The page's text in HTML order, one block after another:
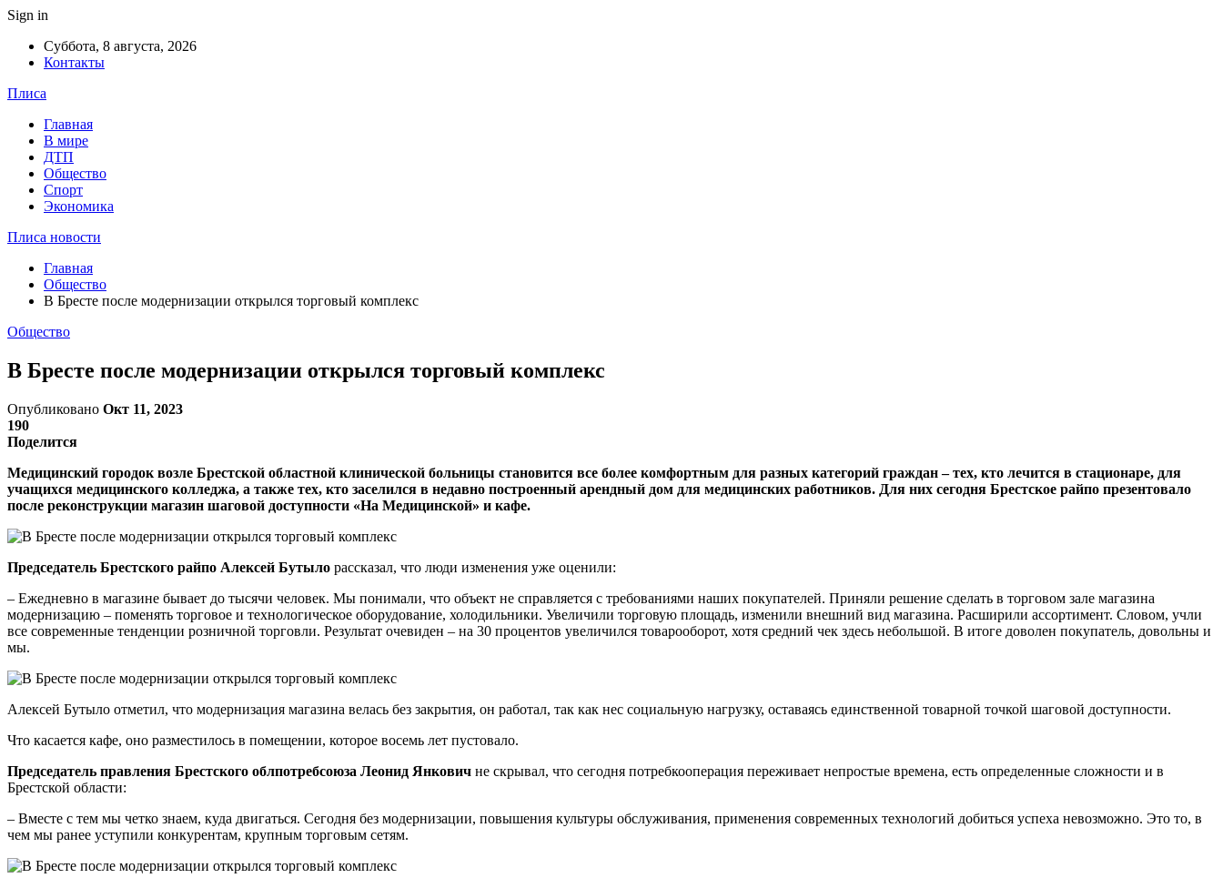
Sign in
Суббота, 8 августа, 2026
Контакты
Плиса
Главная
В мире
ДТП
Общество
Спорт
Экономика
Плиса новости
Главная
Общество
В Бресте после модернизации открылся торговый комплекс
Общество
В Бресте после модернизации открылся торговый комплекс
Опубликовано Окт 11, 2023
190
Поделится
Медицинский городок возле Брестской областной клинической больницы становится все более комфортным для разных категорий граждан – тех, кто лечится в стационаре, для
учащихся медицинского колледжа, а также тех, кто заселился в недавно построенный арендный дом для медицинских работников. Для них сегодня Брестское райпо презентовало
после реконструкции магазин шаговой доступности «На Медицинской» и кафе.
Председатель Брестского райпо Алексей Бутыло рассказал, что люди изменения уже оценили:
– Ежедневно в магазине бывает до тысячи человек. Мы понимали, что объект не справляется с требованиями наших покупателей. Приняли решение сделать в торговом зале магазина
модернизацию – поменять торговое и технологическое оборудование, холодильники. Увеличили торговую площадь, изменили внешний вид магазина. Расширили ассортимент. Словом, учли
все современные тенденции розничной торговли. Результат очевиден – на 30 процентов увеличился товарооборот, хотя средний чек здесь небольшой. В итоге доволен покупатель, довольны и
мы.
Алексей Бутыло отметил, что модернизация магазина велась без закрытия, он работал, так как нес социальную нагрузку, оставаясь единственной товарной точкой шаговой доступности.
Что касается кафе, оно разместилось в помещении, которое восемь лет пустовало.
Председатель правления Брестского облпотребсоюза Леонид Янкович не скрывал, что сегодня потребкооперация переживает непростые времена, есть определенные сложности и в
Брестской области:
– Вместе с тем мы четко знаем, куда двигаться. Сегодня без модернизации, повышения культуры обслуживания, применения современных технологий добиться успеха невозможно. Это то, в
чем мы ранее уступили конкурентам, крупным торговым сетям.